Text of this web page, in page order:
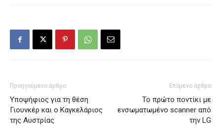
Προηγούμενο άρθρο
Υποψήφιος για τη θέση
Γιουνκέρ και ο Καγκελάριος
της Αυστρίας
Επόμενο άρθρο
Το πρώτο ποντίκι με
ενσωματωμένο scanner από
την LG